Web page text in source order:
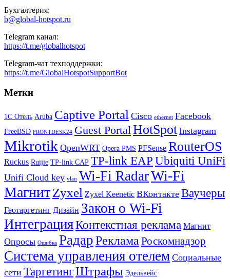
Бухгалтерия:
b@global-hotspot.ru
Telegram канал:
https://t.me/globalhotspot
Telegram-чат техподдержки:
https://t.me/GlobalHotspotSupportBot
Метки
1С Отель Aruba Captive Portal Cisco ethernet Facebook
FreeBSD FRONTDESK24 Guest PortalHotSpot Instagram
Mikrotik OpenWRT Opera PMS PFSense RouterOS
Ruckus Ruijie TP-link CAP TP-link EAP Ubiquiti UniFi
Unifi Cloud key vlan Wi-Fi RadarWi-Fi
МагнитZyxel Zyxel Keenetic ВКонтакте Ваучеры
Геотаргетинг Дизайн Закон о Wi-Fi
ИнтеграцияКонтекстная реклама Магнит
Опросы Ошибка РадарРеклама Роскомнадзор
Система управления отелем Социальные
сети ТаргетингШтрафы Эдельвейс